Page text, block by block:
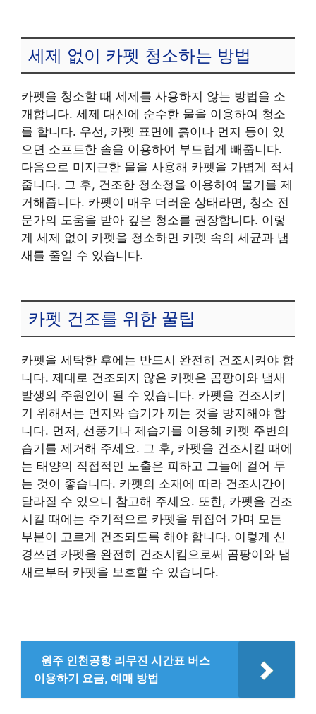
세제 없이 카펫 청소하는 방법
카펫을 청소할 때 세제를 사용하지 않는 방법을 소
개합니다. 세제 대신에 순수한 물을 이용하여 청소
를 합니다. 우선, 카펫 표면에 흙이나 먼지 등이 있
으면 소프트한 솔을 이용하여 부드럽게 빼줍니다.
다음으로 미지근한 물을 사용해 카펫을 가볍게 적셔
줍니다. 그 후, 건조한 청소청을 이용하여 물기를 제
거해줍니다. 카펫이 매우 더러운 상태라면, 청소 전
문가의 도움을 받아 깊은 청소를 권장합니다. 이렇
게 세제 없이 카펫을 청소하면 카펫 속의 세균과 냄
새를 줄일 수 있습니다.
카펫 건조를 위한 꿀팁
카펫을 세탁한 후에는 반드시 완전히 건조시켜야 합
니다. 제대로 건조되지 않은 카펫은 곰팡이와 냄새
발생의 주원인이 될 수 있습니다. 카펫을 건조시키
기 위해서는 먼지와 습기가 끼는 것을 방지해야 합
니다. 먼저, 선풍기나 제습기를 이용해 카펫 주변의
습기를 제거해 주세요. 그 후, 카펫을 건조시킬 때에
는 태양의 직접적인 노출은 피하고 그늘에 걸어 두
는 것이 좋습니다. 카펫의 소재에 따라 건조시간이
달라질 수 있으니 참고해 주세요. 또한, 카펫을 건조
시킬 때에는 주기적으로 카펫을 뒤집어 가며 모든
부분이 고르게 건조되도록 해야 합니다. 이렇게 신
경쓰면 카펫을 완전히 건조시킴으로써 곰팡이와 냄
새로부터 카펫을 보호할 수 있습니다.
원주 인천공항 리무진 시간표 버스
이용하기 요금, 예매 방법